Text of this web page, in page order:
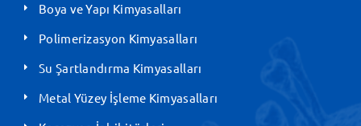
Boya ve Yapı Kimyasalları
Polimerizasyon Kimyasalları
Su Şartlandırma Kimyasalları
Metal Yüzey İşleme Kimyasalları